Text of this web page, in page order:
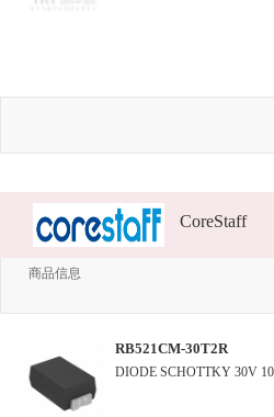
CoreStaff
商品信息
RB521CM-30T2R
DIODE SCHOTTKY 30V